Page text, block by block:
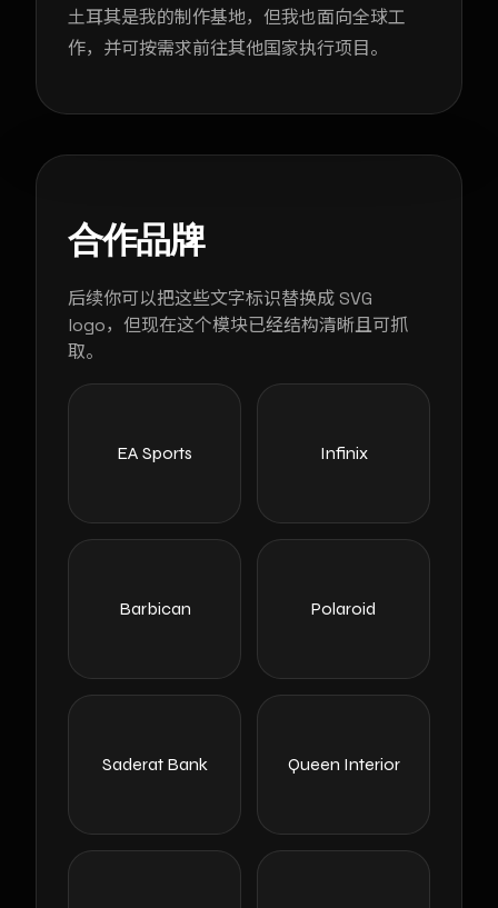
土耳其是我的制作基地，但我也面向全球工
作，并可按需求前往其他国家执行项目。
合作品牌
后续你可以把这些文字标识替换成 SVG
logo，但现在这个模块已经结构清晰且可抓
取。
EA Sports Infinix
Barbican Polaroid
Saderat Bank Queen Interior